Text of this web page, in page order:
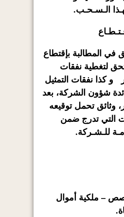
الـسـحـب.
المطالبة بإقتطاع
لتغطية نفقات
و كذا نفقات التمثيل
شؤون الشركة، بعد
وثائق تحمل توقيعه
التي تدرج ضمن
للـشـركة.
– ملكية أموال